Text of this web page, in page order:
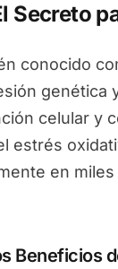
Secreto
conocido
genética
celular y
estrés
en
Beneficios